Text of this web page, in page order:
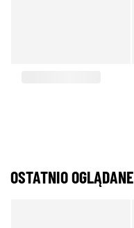
OSTATNIO OGLĄDANE